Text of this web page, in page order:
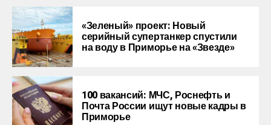
«Зеленый» проект: Новый
серийный супертанкер спустили
на воду в Приморье на «Звезде»
100 вакансий: МЧС, Роснефть и
Почта России ищут новые кадры в
Приморье